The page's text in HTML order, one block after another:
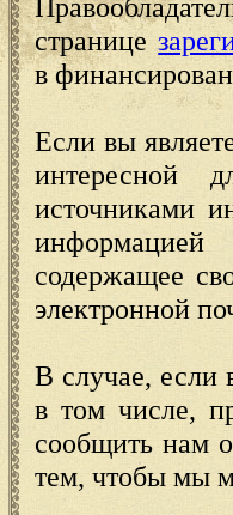
странице
в
Если вы
интересной
источниками
содержащее
электронной
В случае, если
в том числе,
сообщить нам
тем, чтобы мы